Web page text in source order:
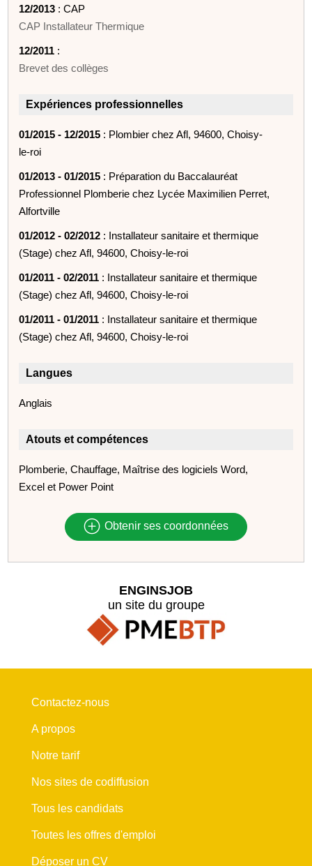
12/2013 : CAP
CAP Installateur Thermique
12/2011 :
Brevet des collèges
Expériences professionnelles
01/2015 - 12/2015 : Plombier chez Afl, 94600, Choisy-
le-roi
01/2013 - 01/2015 : Préparation du Baccalauréat
Professionnel Plomberie chez Lycée Maximilien Perret,
Alfortville
01/2012 - 02/2012 : Installateur sanitaire et thermique
(Stage) chez Afl, 94600, Choisy-le-roi
01/2011 - 02/2011 : Installateur sanitaire et thermique
(Stage) chez Afl, 94600, Choisy-le-roi
01/2011 - 01/2011 : Installateur sanitaire et thermique
(Stage) chez Afl, 94600, Choisy-le-roi
Langues
Anglais
Atouts et compétences
Plomberie, Chauffage, Maîtrise des logiciels Word,
Excel et Power Point
Obtenir ses coordonnées
ENGINSJOB
un site du groupe
Contactez-nous
A propos
Notre tarif
Nos sites de codiffusion
Tous les candidats
Toutes les offres d'emploi
Déposer un CV